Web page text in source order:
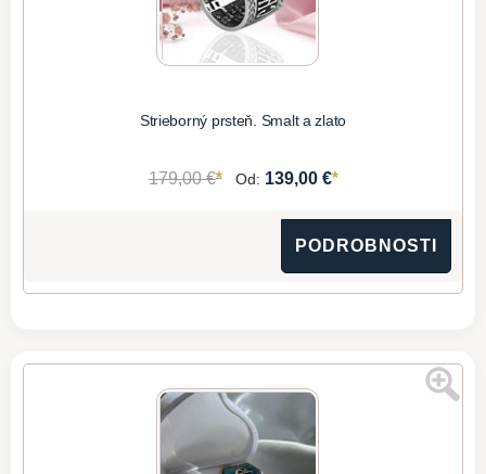
Strieborný prsteň. Smalt a zlato
179,00 €* Od: 139,00 €*
PODROBNOSTI